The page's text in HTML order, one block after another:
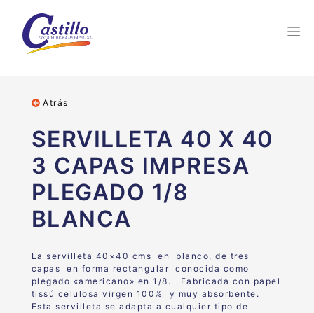
Atrás
SERVILLETA 40 X 40
3 CAPAS IMPRESA
PLEGADO 1/8
BLANCA
La servilleta 40×40 cms en blanco, de tres
capas en forma rectangular conocida como
plegado «americano» en 1/8. Fabricada con papel
tissú celulosa virgen 100% y muy absorbente.
Esta servilleta se adapta a cualquier tipo de